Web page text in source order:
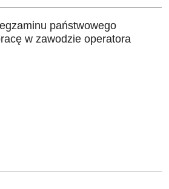
państwowego
w zawodzie operatora